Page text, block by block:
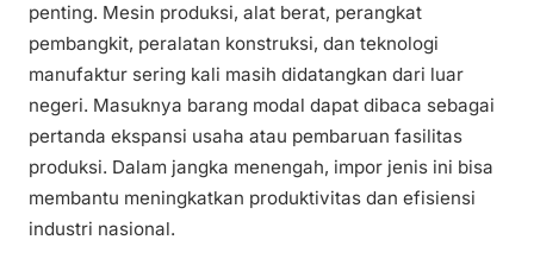
penting. Mesin produksi, alat berat, perangkat
pembangkit, peralatan konstruksi, dan teknologi
manufaktur sering kali masih didatangkan dari luar
negeri. Masuknya barang modal dapat dibaca sebagai
pertanda ekspansi usaha atau pembaruan fasilitas
produksi. Dalam jangka menengah, impor jenis ini bisa
membantu meningkatkan produktivitas dan efisiensi
industri nasional.